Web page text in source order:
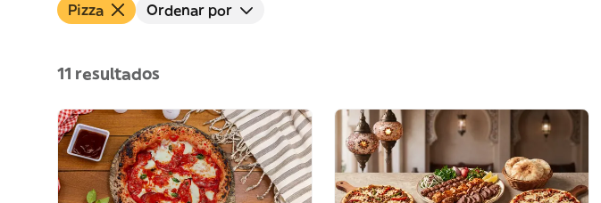
Pizza Ordenar por
11 resultados